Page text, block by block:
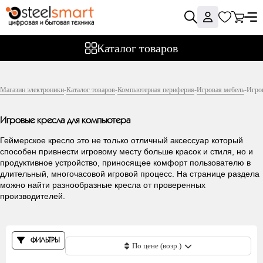
Каталог товаров
Магазин электроники-Каталог товаров-Компьютерная периферия-Игровая мебель-
Игровые кресла для компьютера
Геймерское кресло это не только отличный аксессуар который
способен привнести игровому месту больше красок и стиля, но и
продуктивное устройство, приносящее комфорт пользователю в
длительный, многочасовой игровой процесс. На странице раздела
можно найти разнообразные кресла от проверенных
производителей.
ФИЛЬТРЫ
Фильтры
A4Tech
AKRacing
Cougar
По цене (возр.)